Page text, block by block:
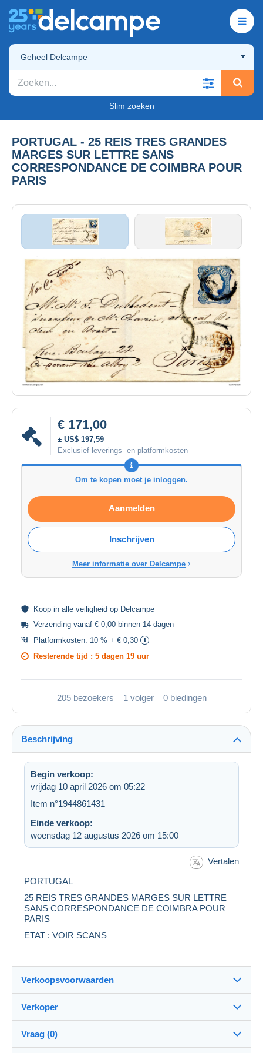
Geheel Delcampe
Slim zoeken
PORTUGAL - 25 REIS TRES GRANDES
MARGES SUR LETTRE SANS
CORRESPONDANCE DE COIMBRA POUR
PARIS
€ 171,00
± US$ 197,59
Exclusief leverings- en platformkosten
Om te kopen moet je inloggen.
Aanmelden
Inschrijven
Meer informatie over Delcampe
Koop in alle veiligheid op Delcampe
Verzending vanaf € 0,00 binnen 14 dagen
Platformkosten: 10 % + € 0,30
Resterende tijd : 5 dagen 19 uur
205 bezoekers 1 volger 0 biedingen
Beschrijving
Begin verkoop:
vrijdag 10 april 2026 om 05:22
Item n°1944861431
Einde verkoop:
woensdag 12 augustus 2026 om 15:00
Vertalen
PORTUGAL
25 REIS TRES GRANDES MARGES SUR LETTRE
SANS CORRESPONDANCE DE COIMBRA POUR
PARIS
ETAT : VOIR SCANS
Verkoopsvoorwaarden
Details van de verkoopvoorwaarden
Verkoper
CDH75009100%(1703x)
Vraag (0)